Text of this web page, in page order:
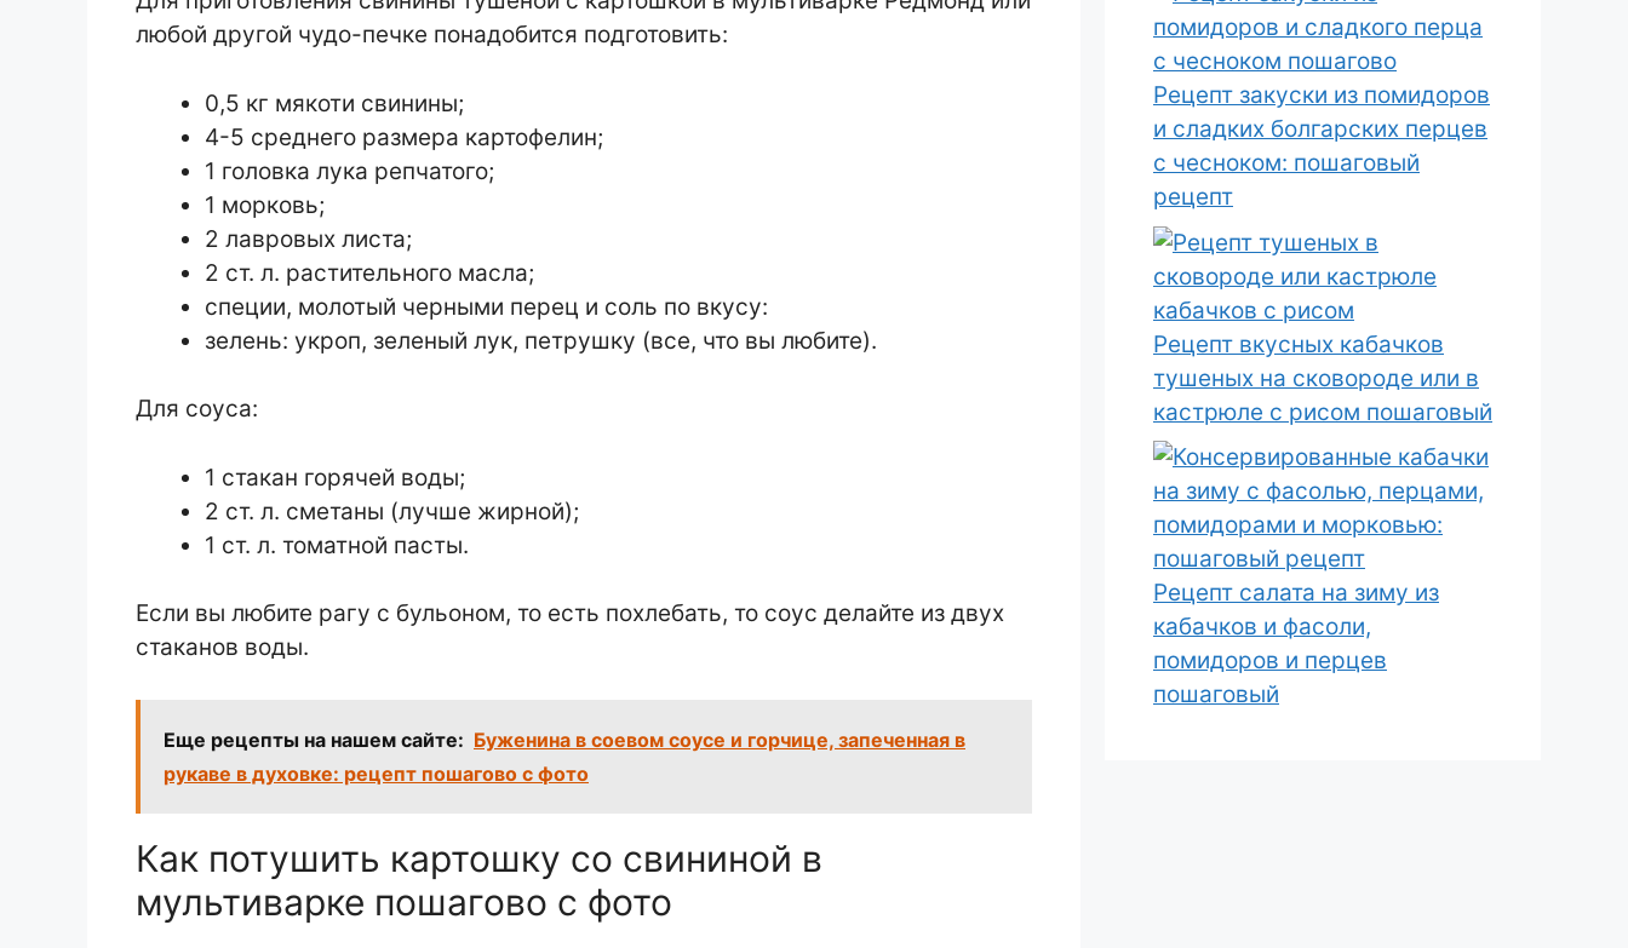
любой другой чудо-печке понадобится подготовить:
0,5 кг мякоти свинины;
4-5 среднего размера картофелин;
1 головка лука репчатого;
1 морковь;
2 лавровых листа;
2 ст. л. растительного масла;
специи, молотый черными перец и соль по вкусу:
зелень: укроп, зеленый лук, петрушку (все, что вы любите).
Для соуса:
1 стакан горячей воды;
2 ст. л. сметаны (лучше жирной);
1 ст. л. томатной пасты.
Если вы любите рагу с бульоном, то есть похлебать, то соус делайте из двух
стаканов воды.
Еще рецепты на нашем сайте: Буженина в соевом соусе и горчице, запеченная в
рукаве в духовке: рецепт пошагово с фото
Как потушить картошку со свининой в
мультиварке пошагово с фото
Рецепт закуски из помидоров
и сладких болгарских перцев
с чесноком: пошаговый
рецепт
Рецепт вкусных кабачков
тушеных на сковороде или в
кастрюле с рисом пошаговый
Рецепт салата на зиму из
кабачков и фасоли,
помидоров и перцев
пошаговый